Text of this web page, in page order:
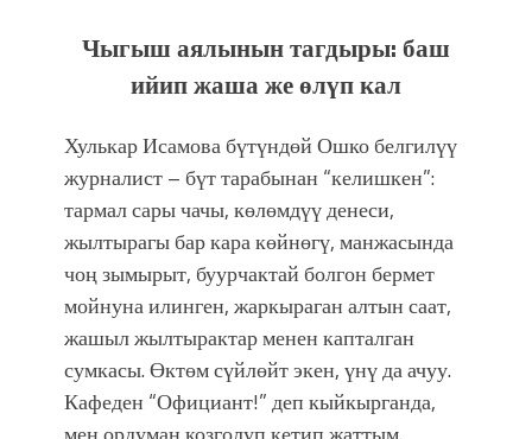
Чыгыш аялынын тагдыры: баш
ийип жаша же өлүп кал
Хулькар Исамова бүтүндөй Ошко белгилүү
журналист – бүт тарабынан “келишкен”:
тармал сары чачы, көлөмдүү денеси,
жылтырагы бар кара көйнөгү, манжасында
чоң зымырыт, буурчактай болгон бермет
мойнуна илинген, жаркыраган алтын саат,
жашыл жылтырактар менен капталган
сумкасы. Өктөм сүйлөйт экен, үнү да ачуу.
Кафеден “Официант!” деп кыйкырганда,